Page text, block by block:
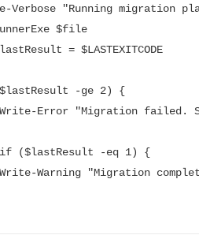
= $LASTEXITCODE